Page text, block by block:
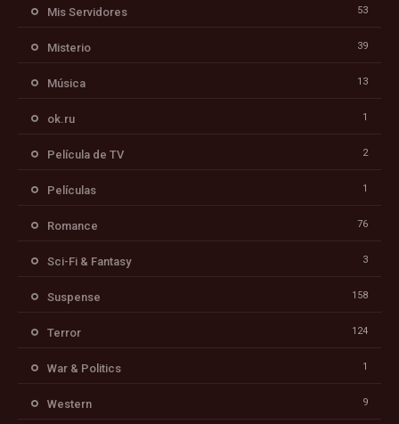
Mis Servidores 53
Misterio 39
Música 13
ok.ru 1
Película de TV 2
Películas 1
Romance 76
Sci-Fi & Fantasy 3
Suspense 158
Terror 124
War & Politics 1
Western 9